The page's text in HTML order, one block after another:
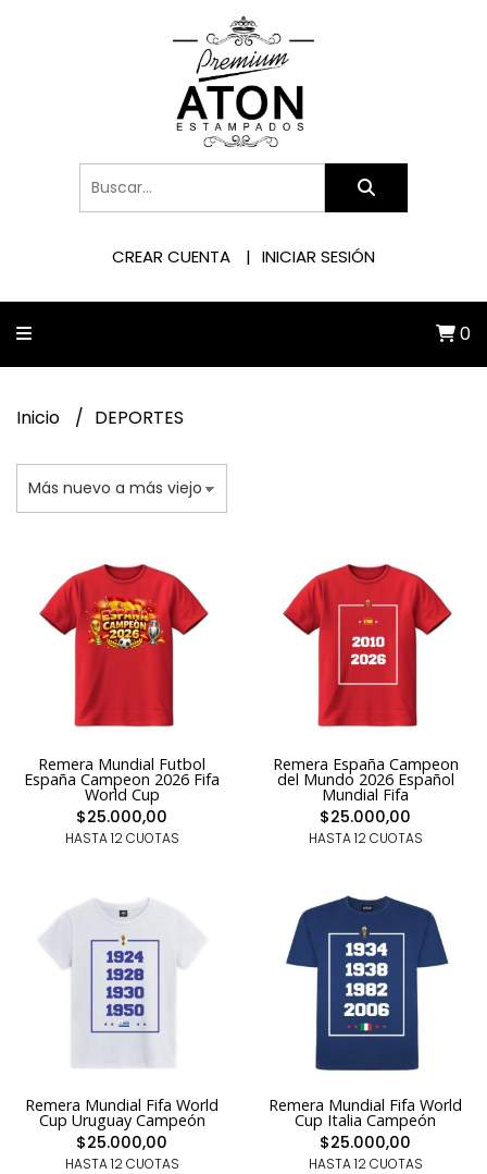
CREAR CUENTA INICIAR SESIÓN
0
Inicio DEPORTES
Remera Mundial Futbol
España Campeon 2026 Fifa
World Cup
$25.000,00
HASTA 12 CUOTAS
Remera España Campeon
del Mundo 2026 Español
Mundial Fifa
$25.000,00
HASTA 12 CUOTAS
Remera Mundial Fifa World
Cup Uruguay Campeón
$25.000,00
HASTA 12 CUOTAS
Remera Mundial Fifa World
Cup Italia Campeón
$25.000,00
HASTA 12 CUOTAS